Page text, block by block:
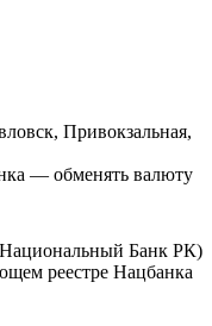
Привокзальная,
— обменять валюту
Банк РК)
реестре Нацбанка